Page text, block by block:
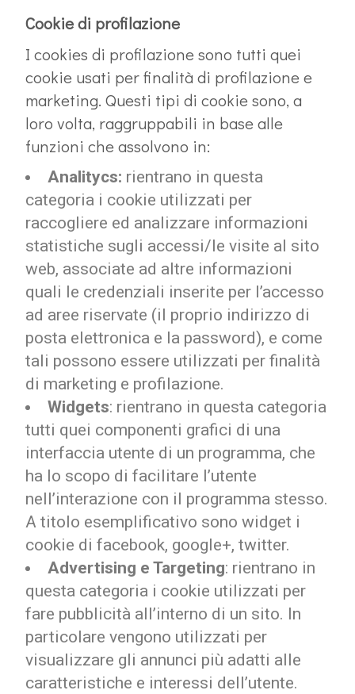
Cookie di profilazione
I cookies di profilazione sono tutti quei
cookie usati per finalità di profilazione e
marketing. Questi tipi di cookie sono, a
loro volta, raggruppabili in base alle
funzioni che assolvono in:
Analitycs: rientrano in questa
categoria i cookie utilizzati per
raccogliere ed analizzare informazioni
statistiche sugli accessi/le visite al sito
web, associate ad altre informazioni
quali le credenziali inserite per l’accesso
ad aree riservate (il proprio indirizzo di
posta elettronica e la password), e come
tali possono essere utilizzati per finalità
di marketing e profilazione.
Widgets: rientrano in questa categoria
tutti quei componenti grafici di una
interfaccia utente di un programma, che
ha lo scopo di facilitare l’utente
nell’interazione con il programma stesso.
A titolo esemplificativo sono widget i
cookie di facebook, google+, twitter.
Advertising e Targeting: rientrano in
questa categoria i cookie utilizzati per
fare pubblicità all’interno di un sito. In
particolare vengono utilizzati per
visualizzare gli annunci più adatti alle
caratteristiche e interessi dell’utente.